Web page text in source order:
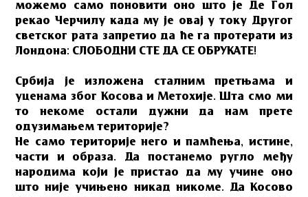
можемо само поновити оно што је Де Гол
рекао Черчилу када му је овај у току Другог
светског рата запретио да ће га протерати из
Лондона: СЛОБОДНИ СТЕ ДА СЕ ОБРУКАТЕ!
Србија је изложена сталним претњама и
уценама због Косова и Метохије. Шта смо ми
то некоме остали дужни да нам прете
одузимањем територије?
Не само територије него и памћења, истине,
части и образа. Да постанемо ругло међу
народима који је пристао да му учине оно
што није учињено никад никоме. Да Косово